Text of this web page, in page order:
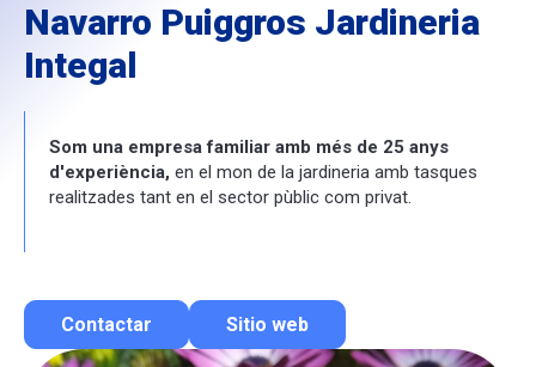
Navarro Puiggros Jardineria
Integal
Som una empresa familiar amb més de 25 anys
d'experiència, en el mon de la jardineria amb tasques
realitzades tant en el sector pùblic com privat.
Contactar Sitio web